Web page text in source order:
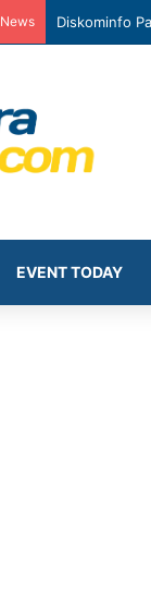
Diskominfo
EVENT TODAY